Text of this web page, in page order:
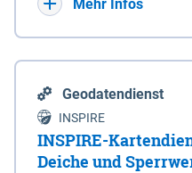
Mehr Infos
Geodatendienst
INSPIRE
INSPIRE-
Deiche und